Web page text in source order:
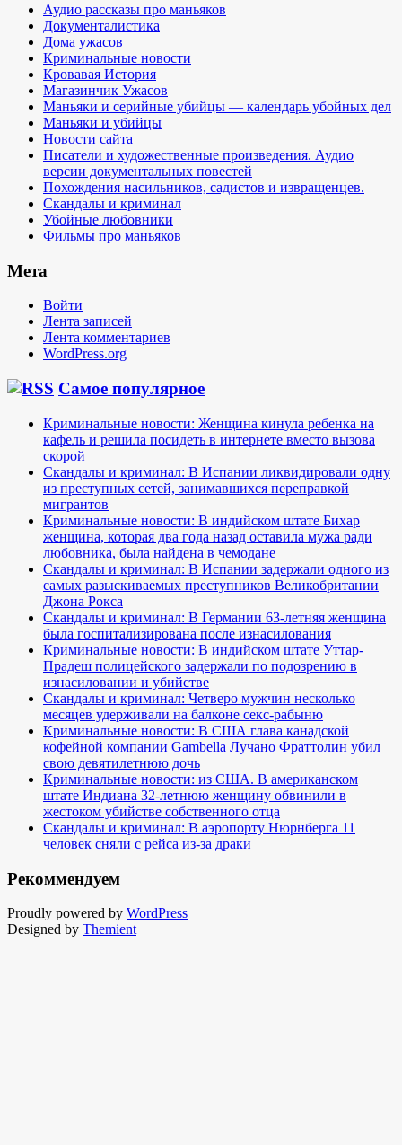
Аудио рассказы про маньяков
Документалистика
Дома ужасов
Криминальные новости
Кровавая История
Магазинчик Ужасов
Маньяки и серийные убийцы — календарь убойных дел
Маньяки и убийцы
Новости сайта
Писатели и художественные произведения. Аудио
версии документальных повестей
Похождения насильников, садистов и извращенцев.
Скандалы и криминал
Убойные любовники
Фильмы про маньяков
Мета
Войти
Лента записей
Лента комментариев
WordPress.org
Самое популярное
Криминальные новости: Женщина кинула ребенка на
кафель и решила посидеть в интернете вместо вызова
скорой
Скандалы и криминал: В Испании ликвидировали одну
из преступных сетей, занимавшихся переправкой
мигрантов
Криминальные новости: В индийском штате Бихар
женщина, которая два года назад оставила мужа ради
любовника, была найдена в чемодане
Скандалы и криминал: В Испании задержали одного из
самых разыскиваемых преступников Великобритании
Джона Рокса
Скандалы и криминал: В Германии 63-летняя женщина
была госпитализирована после изнасилования
Криминальные новости: В индийском штате Уттар-
Прадеш полицейского задержали по подозрению в
изнасиловании и убийстве
Скандалы и криминал: Четверо мужчин несколько
месяцев удерживали на балконе секс-рабыню
Криминальные новости: В США глава канадской
кофейной компании Gambella Лучано Фраттолин убил
свою девятилетнюю дочь
Криминальные новости: из США. В американском
штате Индиана 32-летнюю женщину обвинили в
жестоком убийстве собственного отца
Скандалы и криминал: В аэропорту Нюрнберга 11
человек сняли с рейса из-за драки
Рекоммендуем
Proudly powered by WordPress
Designed by Themient